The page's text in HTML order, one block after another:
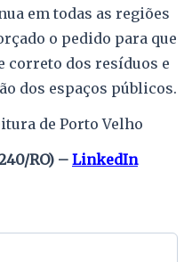
em todas as regiões
o pedido para que
correto dos resíduos e
dos espaços públicos.
de Porto Velho
RO) – LinkedIn